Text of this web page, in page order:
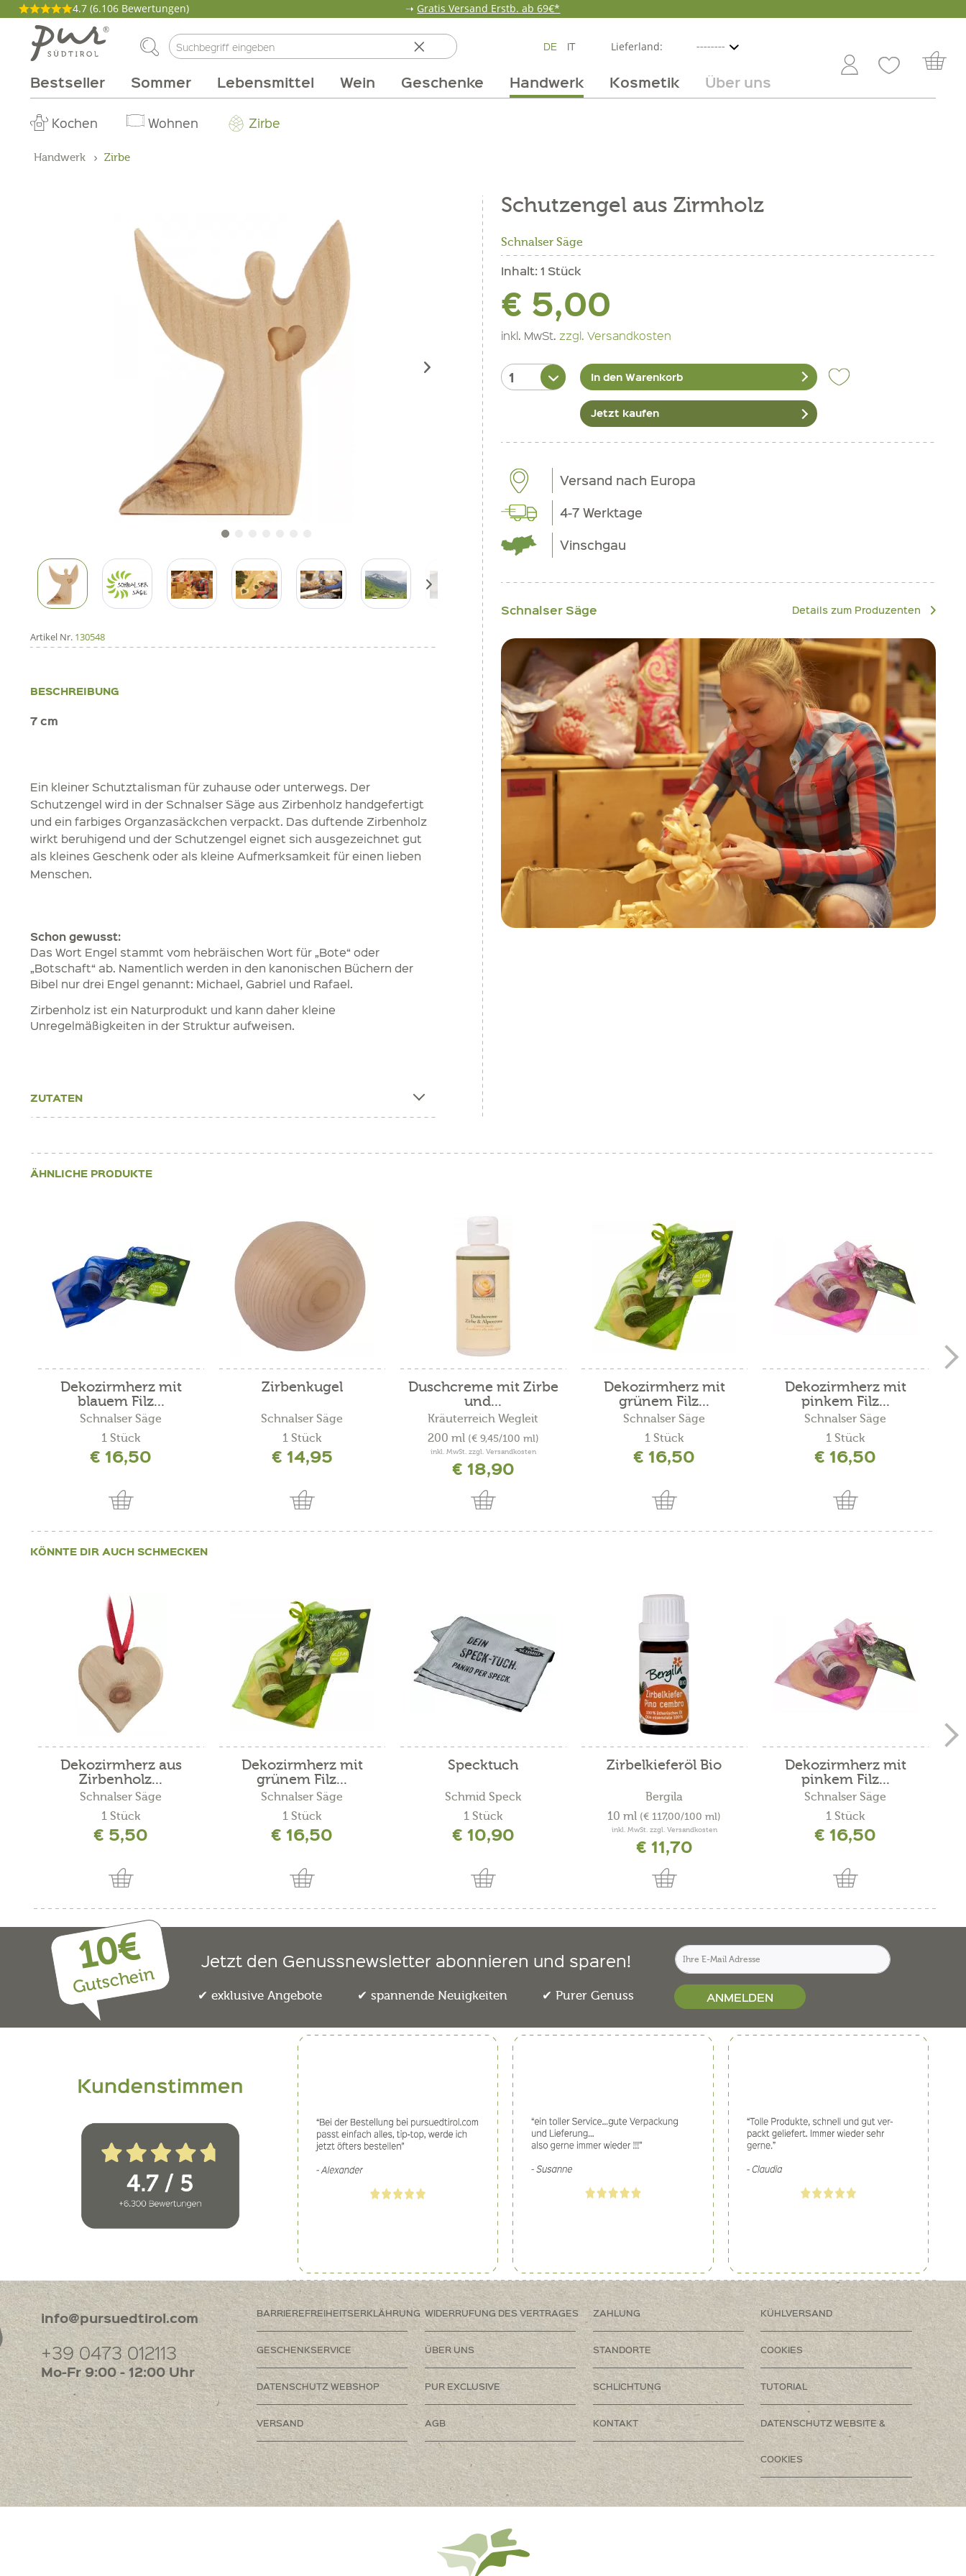
4.7 (6.106 Bewertungen) ➝ Gratis Versand Erstb. ab 69€*
DE IT Lieferland:
Bestseller Sommer Lebensmittel Wein Geschenke Handwerk Kosmetik Über uns
Aperitif Brunch Grillen
Fleisch & Wurst Milchprodukte
Weinarten Rebsorten Gebiet
Pakete Abo Box Gutscheine
Kochen Wohnen Zirbe
Körperpflege Tinkturen
Philosophie Genussmagazin Produzenten
Handwerk Zirbe
Artikel Nr. 130548
BESCHREIBUNG
7 cm
Ein kleiner Schutztalisman für zuhause oder unterwegs. Der
Schutzengel wird in der Schnalser Säge aus Zirbenholz handgefertigt
und ein farbiges Organzasäckchen verpackt. Das duftende Zirbenholz
wirkt beruhigend und der Schutzengel eignet sich ausgezeichnet gut
als kleines Geschenk oder als kleine Aufmerksamkeit für einen lieben
Menschen.
Schon gewusst:
Das Wort Engel stammt vom hebräischen Wort für „Bote“ oder
„Botschaft“ ab. Namentlich werden in den kanonischen Büchern der
Bibel nur drei Engel genannt: Michael, Gabriel und Rafael.
Zirbenholz ist ein Naturprodukt und kann daher kleine
Unregelmäßigkeiten in der Struktur aufweisen.
ZUTATEN
Schutzengel aus Zirmholz
Schnalser Säge
Inhalt:1 Stück
€ 5,00
inkl. MwSt. zzgl. Versandkosten
In den Warenkorb
Jetzt kaufen
Versand nach Europa
4-7 Werktage
Vinschgau
Schnalser Säge Details zum Produzenten
ÄHNLICHE PRODUKTE
Dekozirmherz mit
blauem Filz...
Schnalser Säge
1 Stück
€ 16,50
Zirbenkugel
Schnalser Säge
1 Stück
€ 14,95
Duschcreme mit Zirbe
und...
Kräuterreich Wegleit
200 ml (€ 9,45/100 ml)
inkl. MwSt. zzgl. Versandkosten
€ 18,90
Dekozirmherz mit
grünem Filz...
Schnalser Säge
1 Stück
€ 16,50
Dekozirmherz mit
pinkem Filz...
Schnalser Säge
1 Stück
€ 16,50
KÖNNTE DIR AUCH SCHMECKEN
Dekozirmherz aus
Zirbenholz...
Schnalser Säge
1 Stück
€ 5,50
Dekozirmherz mit
grünem Filz...
Schnalser Säge
1 Stück
€ 16,50
Specktuch
Schmid Speck
1 Stück
€ 10,90
Zirbelkieferöl Bio
Bergila
10 ml (€ 117,00/100 ml)
inkl. MwSt. zzgl. Versandkosten
€ 11,70
Dekozirmherz mit
pinkem Filz...
Schnalser Säge
1 Stück
€ 16,50
10€
Gutschein
Jetzt den Genussnewsletter abonnieren und sparen!
exklusive Angebote spannende Neuigkeiten Purer Genuss ANMELDEN
info@pursuedtirol.com
+39 0473 012113
Mo-Fr 9:00 - 12:00 Uhr
BARRIEREFREIHEITSERKLÄHRUNG WIDERRUFUNG DES VERTRAGES ZAHLUNG KÜHLVERSAND
GESCHENKSERVICE ÜBER UNS STANDORTE COOKIES
DATENSCHUTZ WEBSHOP PUR EXCLUSIVE SCHLICHTUNG TUTORIAL
VERSAND AGB KONTAKT DATENSCHUTZ WEBSITE &
COOKIES